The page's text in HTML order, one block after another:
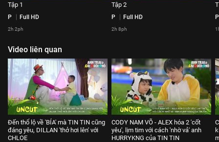
Tập 1
P Full HD
2h 2ph
Tập 2
P Full HD
2h 8ph
P
Video liên quan
Đến thổ lộ về 'BÍA' mà TIN TIN cũng
đáng yêu, DILLAN 'thở hơi lên' với
CHLOE
CODY NAM VÕ - ALEX hóa 2 'cốt
yêu', lịm tim với cách 'nhờ vả' anh
HURRYKNG của TIN TIN